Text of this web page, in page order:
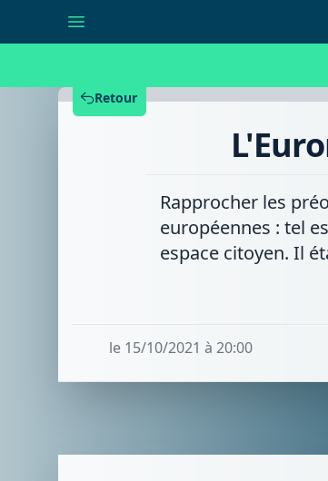
Retour
Rapprocher les
européennes : tel
espace citoyen. Il
le 15/10/2021 à 20:00